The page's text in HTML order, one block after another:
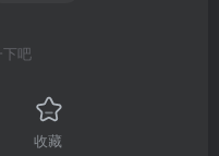
下吧
收藏